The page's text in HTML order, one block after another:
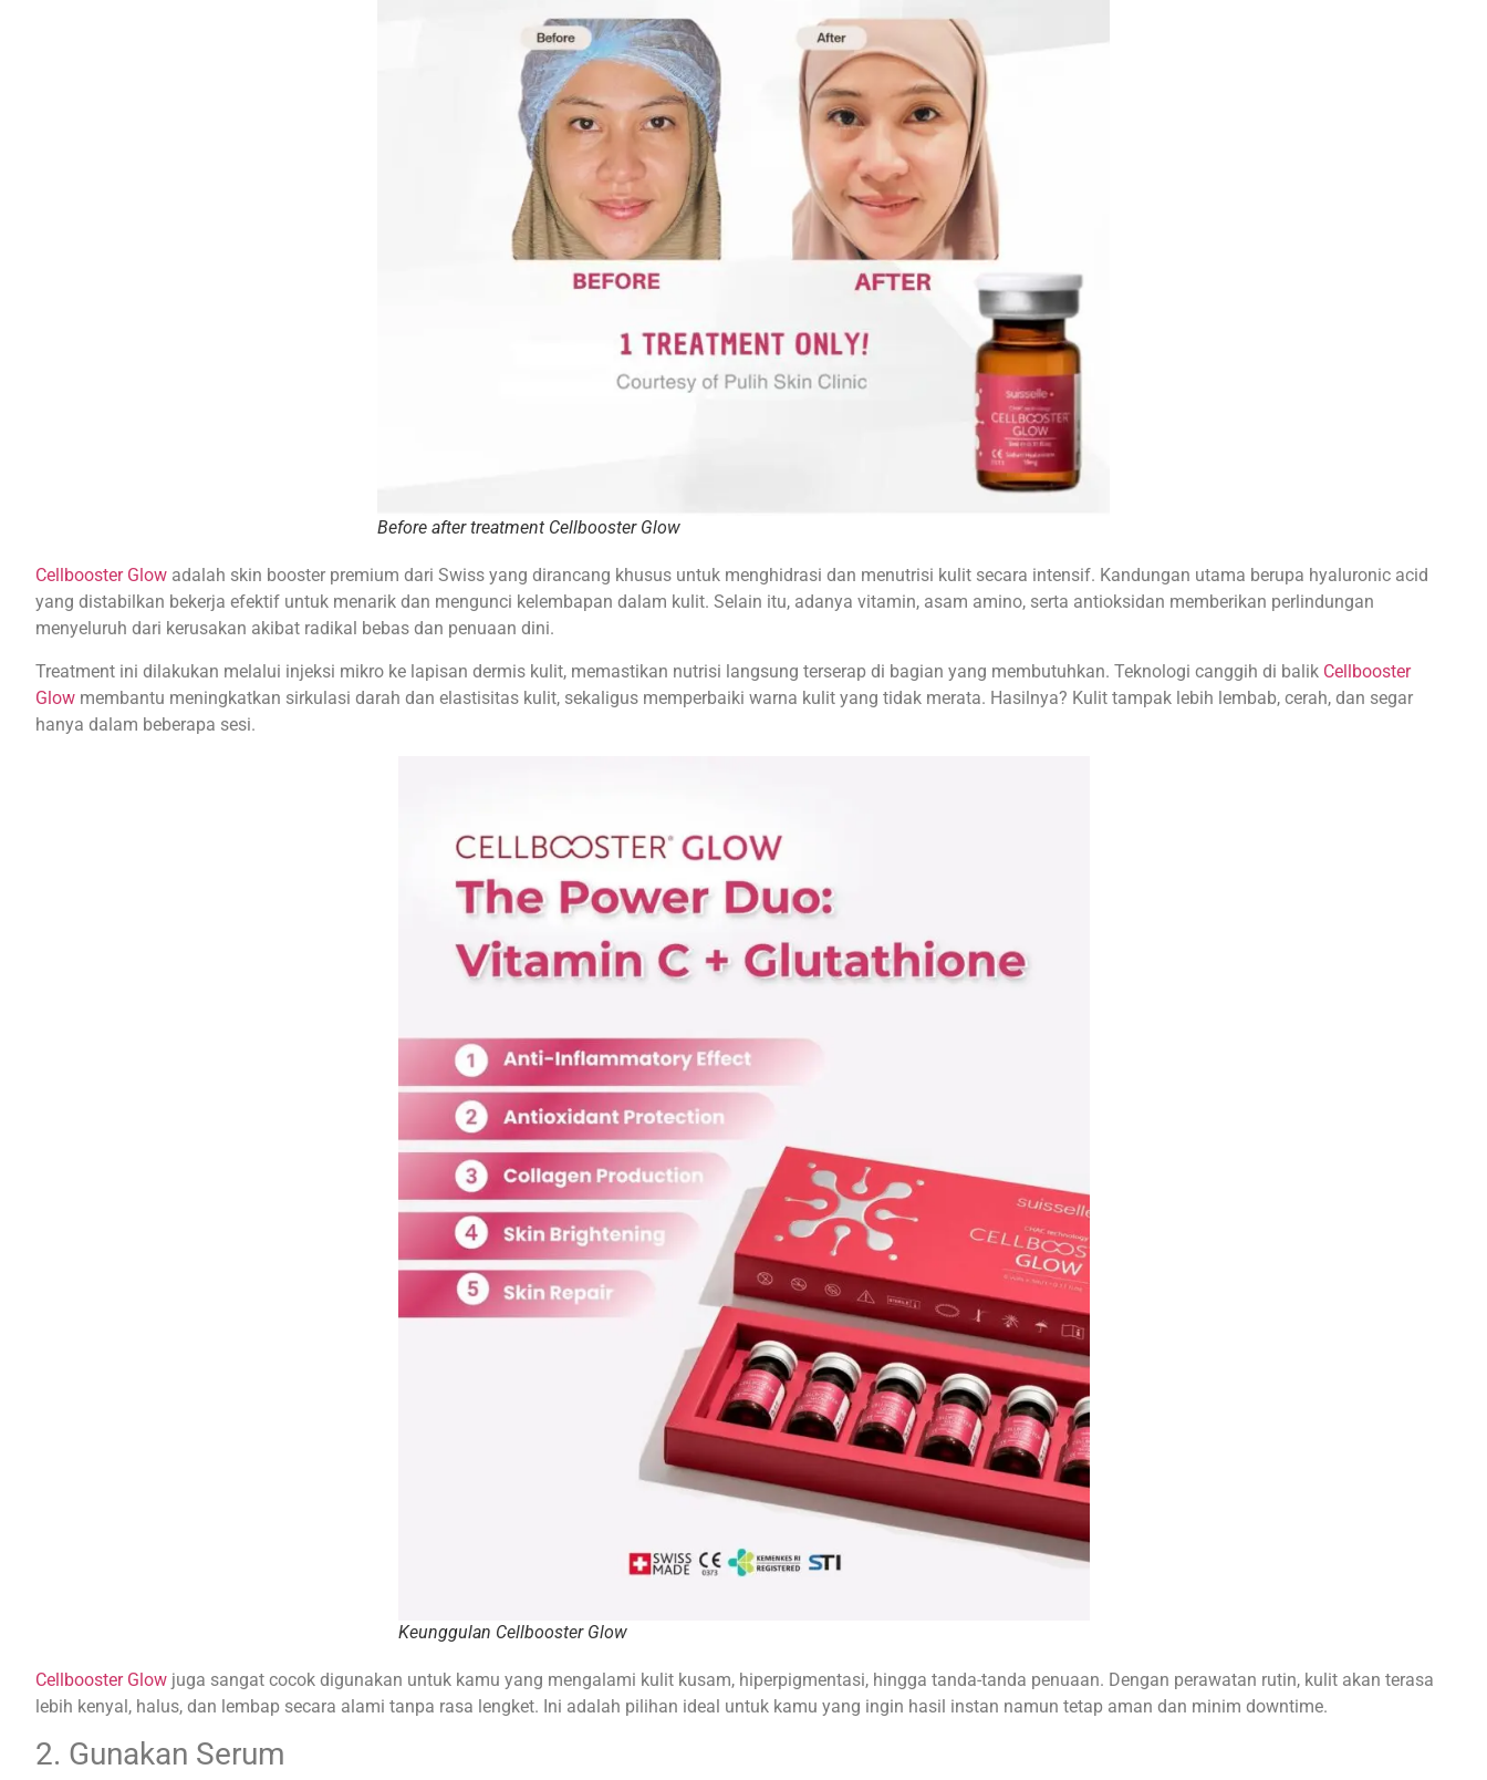
Before after treatment Cellbooster Glow
Cellbooster Glow adalah skin booster premium dari Swiss yang dirancang khusus untuk menghidrasi dan menutrisi kulit secara intensif. Kandungan utama berupa hyaluronic acid
yang distabilkan bekerja efektif untuk menarik dan mengunci kelembapan dalam kulit. Selain itu, adanya vitamin, asam amino, serta antioksidan memberikan perlindungan
menyeluruh dari kerusakan akibat radikal bebas dan penuaan dini.
Treatment ini dilakukan melalui injeksi mikro ke lapisan dermis kulit, memastikan nutrisi langsung terserap di bagian yang membutuhkan. Teknologi canggih di balik Cellbooster
Glow membantu meningkatkan sirkulasi darah dan elastisitas kulit, sekaligus memperbaiki warna kulit yang tidak merata. Hasilnya? Kulit tampak lebih lembab, cerah, dan segar
hanya dalam beberapa sesi.
Keunggulan Cellbooster Glow
Cellbooster Glow juga sangat cocok digunakan untuk kamu yang mengalami kulit kusam, hiperpigmentasi, hingga tanda-tanda penuaan. Dengan perawatan rutin, kulit akan terasa
lebih kenyal, halus, dan lembap secara alami tanpa rasa lengket. Ini adalah pilihan ideal untuk kamu yang ingin hasil instan namun tetap aman dan minim downtime.
2. Gunakan Serum